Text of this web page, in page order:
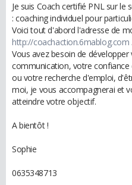
Je suis Coach certifié PNL sur
: coaching individuel pour
Voici tout d'abord l'adresse de
http://coachaction.6mablog.com
Vous avez besoin de
communication, votre
ou votre recherche d'emploi,
moi, je vous accompagnerai et
atteindre votre objectif.
A bientôt !
Sophie
0635348713